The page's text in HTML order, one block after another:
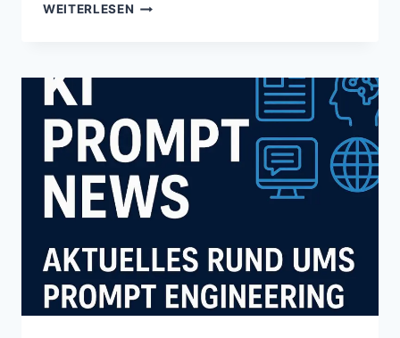
WEITERLESEN
ETHIK:
VIEL
VERANTWORTUNG
TRÄGT
DER
FRAGENDE?